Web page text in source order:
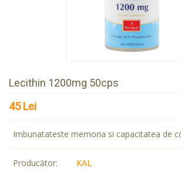
Lecithin 1200mg 50cps
45 Lei
Imbunatateste memoria si capacitatea de
Producător:
KAL